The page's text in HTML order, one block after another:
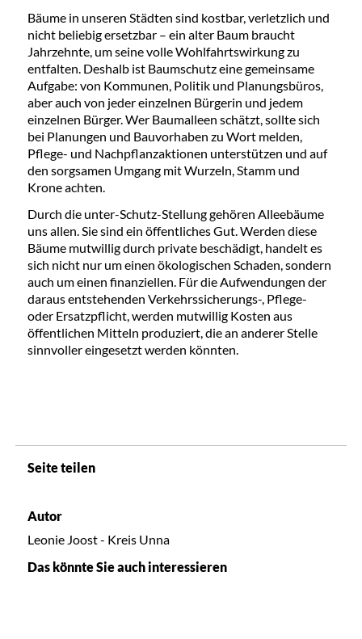
Bäume in unseren Städten sind kostbar, verletzlich und
nicht beliebig ersetzbar – ein alter Baum braucht
Jahrzehnte, um seine volle Wohlfahrtswirkung zu
entfalten. Deshalb ist Baumschutz eine gemeinsame
Aufgabe: von Kommunen, Politik und Planungsbüros,
aber auch von jeder einzelnen Bürgerin und jedem
einzelnen Bürger. Wer Baumalleen schätzt, sollte sich
bei Planungen und Bauvorhaben zu Wort melden,
Pflege- und Nachpflanzaktionen unterstützen und auf
den sorgsamen Umgang mit Wurzeln, Stamm und
Krone achten.
Durch die unter-Schutz-Stellung gehören Alleebäume
uns allen. Sie sind ein öffentliches Gut. Werden diese
Bäume mutwillig durch private beschädigt, handelt es
sich nicht nur um einen ökologischen Schaden, sondern
auch um einen finanziellen. Für die Aufwendungen der
daraus entstehenden Verkehrssicherungs-, Pflege-
oder Ersatzpflicht, werden mutwillig Kosten aus
öffentlichen Mitteln produziert, die an anderer Stelle
sinnvoller eingesetzt werden könnten.
Seite teilen
Autor
Leonie Joost - Kreis Unna
Das könnte Sie auch interessieren